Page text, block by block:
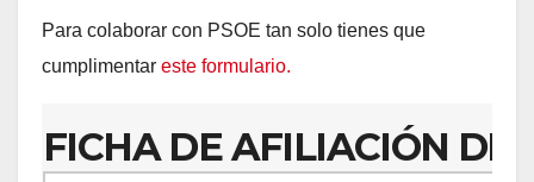
Para colaborar con PSOE tan solo tienes que
cumplimentar este formulario.